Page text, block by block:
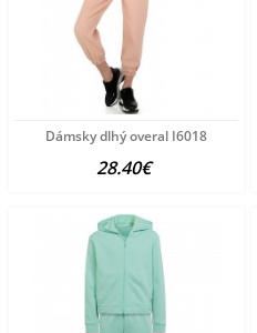
Dámsky dlhý overal I6018
28.40€